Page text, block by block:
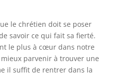
le chrétien doit se poser
savoir ce qui fait sa fierté.
le plus à cœur dans notre
parvenir à trouver une
il suffit de rentrer dans la